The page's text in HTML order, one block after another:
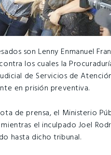
son Lenny Enmanuel
los cuales la
de Servicios de
en prisión preventiva.
de prensa, el Ministerio
el inculpado Joel
hasta dicho tribunal.